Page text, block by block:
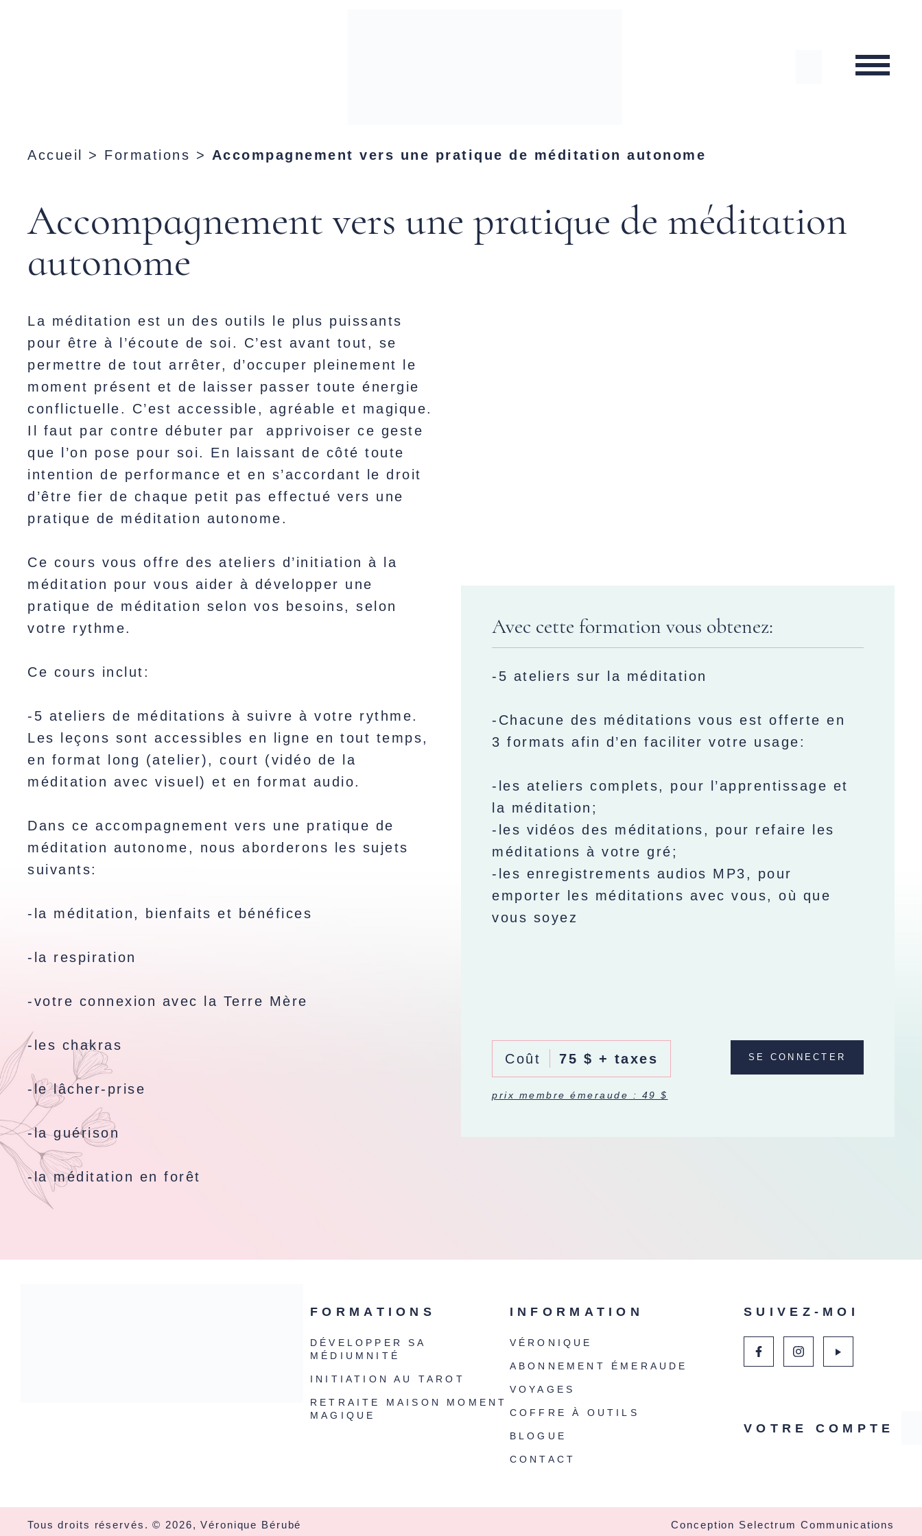
Accueil > Formations > Accompagnement vers une pratique de méditation autonome
Accompagnement vers une pratique de méditation
autonome
Avec cette formation vous obtenez:
-5 ateliers sur la méditation
-Chacune des méditations vous est offerte en
3 formats afin d’en faciliter votre usage:
-les ateliers complets, pour l’apprentissage et
la méditation;
-les vidéos des méditations, pour refaire les
méditations à votre gré;
-les enregistrements audios MP3, pour
emporter les méditations avec vous, où que
vous soyez
Coût 75 $ + taxes
prix membre émeraude : 49 $
SE CONNECTER
La méditation est un des outils le plus puissants
pour être à l’écoute de soi. C’est avant tout, se
permettre de tout arrêter, d’occuper pleinement le
moment présent et de laisser passer toute énergie
conflictuelle. C’est accessible, agréable et magique.
Il faut par contre débuter par apprivoiser ce geste
que l’on pose pour soi. En laissant de côté toute
intention de performance et en s’accordant le droit
d’être fier de chaque petit pas effectué vers une
pratique de méditation autonome.
Ce cours vous offre des ateliers d’initiation à la
méditation pour vous aider à développer une
pratique de méditation selon vos besoins, selon
votre rythme.
Ce cours inclut:
-5 ateliers de méditations à suivre à votre rythme.
Les leçons sont accessibles en ligne en tout temps,
en format long (atelier), court (vidéo de la
méditation avec visuel) et en format audio.
Dans ce accompagnement vers une pratique de
méditation autonome, nous aborderons les sujets
suivants:
-la méditation, bienfaits et bénéfices
-la respiration
-votre connexion avec la Terre Mère
-les chakras
-le lâcher-prise
-la guérison
-la méditation en forêt
FORMATIONS
DÉVELOPPER SA
MÉDIUMNITÉ
INITIATION AU TAROT
RETRAITE MAISON MOMENT
MAGIQUE
INFORMATION
VÉRONIQUE
ABONNEMENT ÉMERAUDE
VOYAGES
COFFRE À OUTILS
BLOGUE
CONTACT
SUIVEZ-MOI
VOTRE COMPTE
Tous droits réservés. © 2026, Véronique Bérubé Conception Selectrum Communications